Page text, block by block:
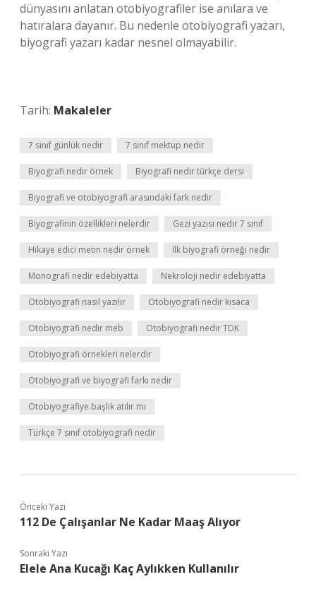
dünyasını anlatan otobiyografiler ise anılara ve
hatıralara dayanır. Bu nedenle otobiyografi yazarı,
biyografi yazarı kadar nesnel olmayabilir.
Tarih: Makaleler
7 sınıf günlük nedir 7 sınıf mektup nedir
Biyografi nedir örnek Biyografi nedir türkçe dersi
Biyografi ve otobiyografi arasındaki fark nedir
Biyografinin özellikleri nelerdir Gezi yazısı nedir 7 sınıf
Hikaye edici metin nedir örnek İlk biyografi örneği nedir
Monografi nedir edebiyatta Nekroloji nedir edebiyatta
Otobiyografi nasıl yazılır Otobiyografi nedir kısaca
Otobiyografi nedir meb Otobiyografi nedir TDK
Otobiyografi örnekleri nelerdir
Otobiyografi ve biyografi farkı nedir
Otobiyografiye başlık atılır mı
Türkçe 7 sınıf otobiyografi nedir
Önceki Yazı
112 De Çalışanlar Ne Kadar Maaş Alıyor
Sonraki Yazı
Elele Ana Kucağı Kaç Aylıkken Kullanılır